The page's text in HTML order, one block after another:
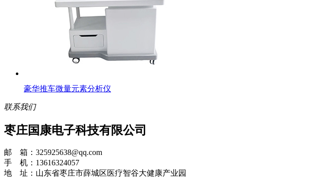
豪华推车微量元素分析仪
联系我们
枣庄国康电子科技有限公司
邮 箱：325925638@qq.com
手 机：13616324057
地 址：山东省枣庄市薛城区医疗智谷大健康产业园